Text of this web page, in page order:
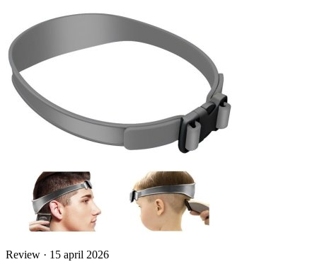
Review · 15 april 2026